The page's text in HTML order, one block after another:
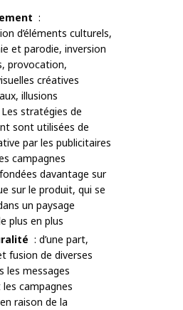
:
d’éléments culturels,
et parodie, inversion
provocation,
créatives
illusions
stratégies de
sont utilisées de
par les publicitaires
campagnes
davantage sur
sur le produit, qui se
un paysage
plus en plus
: d’une part,
fusion de diverses
les messages
campagnes
raison de la